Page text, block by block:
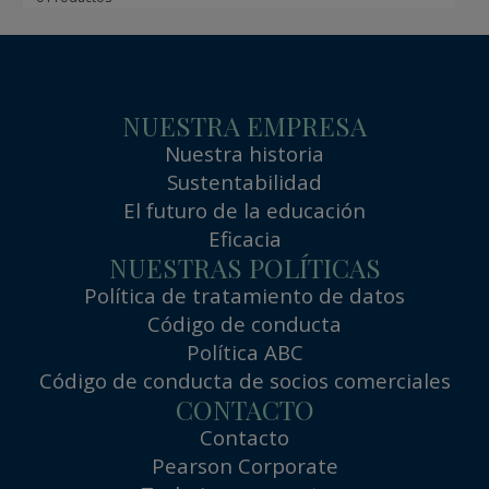
NUESTRA EMPRESA
Nuestra historia
Sustentabilidad
El futuro de la educación
Eficacia
NUESTRAS POLÍTICAS
Política de tratamiento de datos
Código de conducta
Política ABC
Código de conducta de socios comerciales
CONTACTO
Contacto
Pearson Corporate